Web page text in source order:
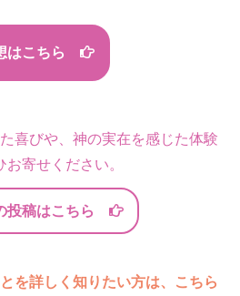
はこちら
喜びや、神の実在を感じた体験
お寄せください。
投稿はこちら
を詳しく知りたい方は、こちら